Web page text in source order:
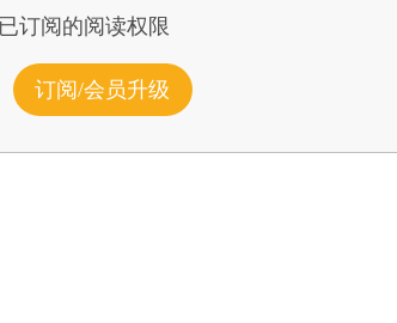
订阅的阅读权限
订阅/会员升级